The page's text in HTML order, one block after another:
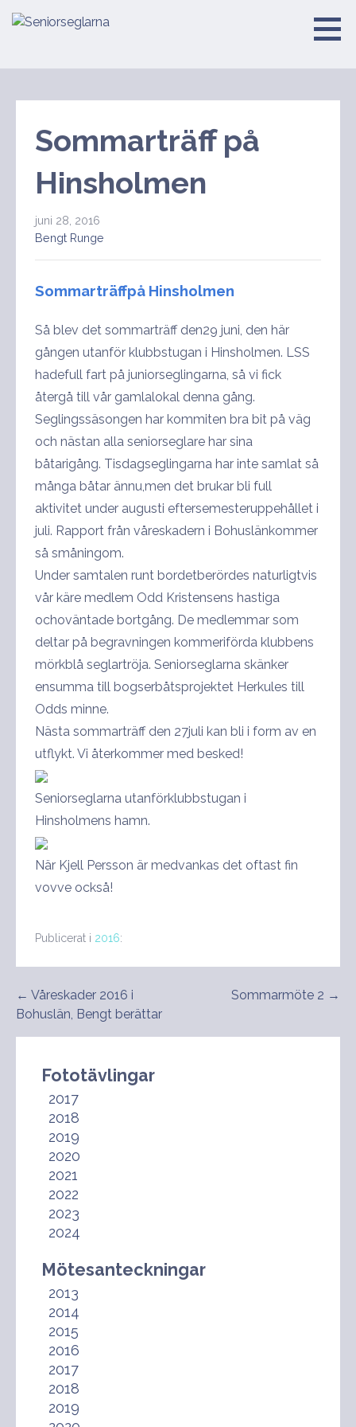
till
Sommarträff på
Hinsholmen
juni 28, 2016
Bengt Runge
Sommarträffpå Hinsholmen
Så blev det sommarträff den29 juni, den här
gången utanför klubbstugan i Hinsholmen. LSS
hadefull fart på juniorseglingarna, så vi fick
återgå till vår gamlalokal denna gång.
Seglingssäsongen har kommiten bra bit på väg
och nästan alla seniorseglare har sina
båtarigång. Tisdagseglingarna har inte samlat så
många båtar ännu,men det brukar bli full
aktivitet under augusti eftersemesteruppehållet i
juli. Rapport från våreskadern i Bohuslänkommer
så småningom.
Under samtalen runt bordetberördes naturligtvis
vår käre medlem Odd Kristensens hastiga
ochoväntade bortgång. De medlemmar som
deltar på begravningen kommeriförda klubbens
mörkblå seglartröja. Seniorseglarna skänker
ensumma till bogserbåtsprojektet Herkules till
Odds minne.
Nästa sommarträff den 27juli kan bli i form av en
utflykt. Vi återkommer med besked!
Seniorseglarna utanförklubbstugan i
Hinsholmens hamn.
När Kjell Persson är medvankas det oftast fin
vovve också!
Publicerat i 2016:
Inläggsnavigering
← Våreskader 2016 i
Bohuslän, Bengt berättar
Sommarmöte 2 →
Fototävlingar
2017
2018
2019
2020
2021
2022
2023
2024
Mötesanteckningar
2013
2014
2015
2016
2017
2018
2019